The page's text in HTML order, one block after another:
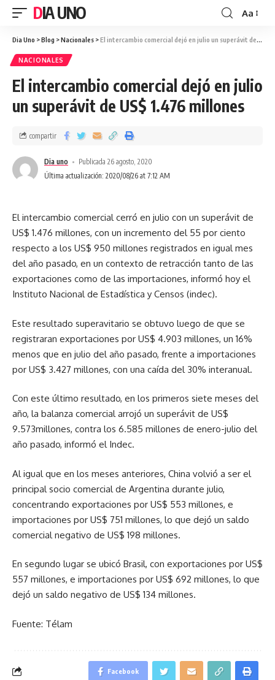
DIA UNO Aa
Dia Uno >Blog >Nacionales >El intercambio comercial dejó en julio un superávit de US$ 1.476 millones
NACIONALES
El intercambio comercial dejó en julio
un superávit de US$ 1.476 millones
Última actualización: 2020/08/26 at 7:12 AM
Dia uno Publicada 26 agosto, 2020
compartir
El intercambio comercial cerró en julio con un superávit de
US$ 1.476 millones, con un incremento del 55 por ciento
respecto a los US$ 950 millones registrados en igual mes
del año pasado, en un contexto de retracción tanto de las
exportaciones como de las importaciones, informó hoy el
Instituto Nacional de Estadística y Censos (indec).
Este resultado superavitario se obtuvo luego de que se
registraran exportaciones por US$ 4.903 millones, un 16%
menos que en julio del año pasado, frente a importaciones
por US$ 3.427 millones, con una caída del 30% interanual.
Con este último resultado, en los primeros siete meses del
año, la balanza comercial arrojó un superávit de US$
9.573millones, contra los 6.585 millones de enero-julio del
año pasado, informó el Indec.
Al igual que en los meses anteriores, China volvió a ser el
principal socio comercial de Argentina durante julio,
concentrando exportaciones por US$ 553 millones, e
importaciones por US$ 751 millones, lo que dejó un saldo
comercial negativo de US$ 198 millones.
En segundo lugar se ubicó Brasil, con exportaciones por US$
557 millones, e importaciones por US$ 692 millones, lo que
dejó un saldo negativo de US$ 134 millones.
Fuente: Télam
Facebook